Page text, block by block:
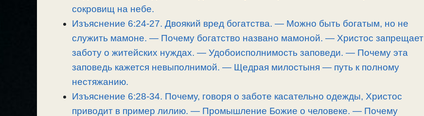
сокровищ на небе.
Изъяснение 6:24-27. Двоякий вред богатства. — Можно быть богатым, но не
служить мамоне. — Почему богатство названо мамоной. — Христос запрещает
заботу о житейских нуждах. — Удобоисполнимость заповеди. — Почему эта
заповедь кажется невыполнимой. — Щедрая милостыня — путь к полному
нестяжанию.
Изъяснение 6:28-34. Почему, говоря о заботе касательно одежды, Христос
приводит в пример лилию. — Промышление Божие о человеке. — Почему